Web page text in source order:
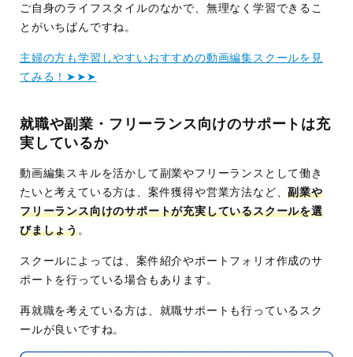
ご自身のライフスタイルのなかで、無理なく学習できるこ
とがいちばんですね。
主婦の方も学習しやすいおすすめの動画編集スクールを見
てみる！➤➤➤
就職や副業・フリーランス向けのサポートは充
実しているか
動画編集スキルを活かして副業やフリーランスとして働き
たいと考えている方は、案件獲得や営業方法など、副業や
フリーランス向けのサポートが充実しているスクールを選
びましょう。
スクールによっては、案件紹介やポートフォリオ作成のサ
ポートを行っている場合もあります。
再就職を考えている方は、就職サポートも行っているスク
ールが良いですね。